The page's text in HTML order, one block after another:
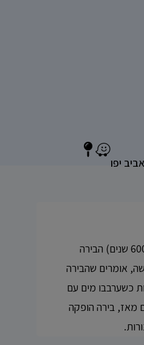
לפני זמן רב (לפחות 6000 שנים) הבירה
אומרים שהבירה
כשערבבו מים עם
מאז, בירה הופקה